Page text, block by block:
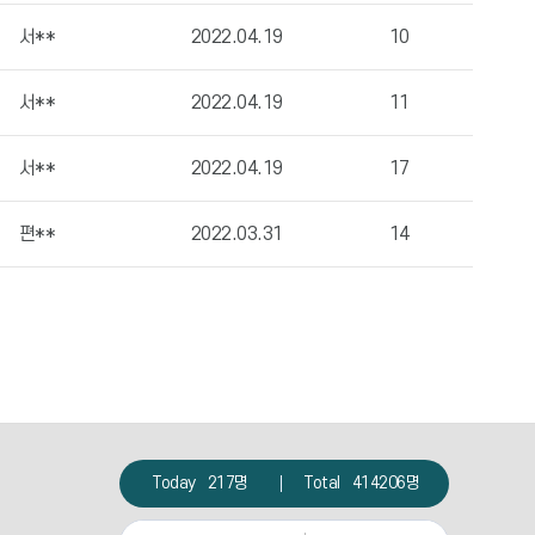
서** 2022.04.19 10
서** 2022.04.19 11
서** 2022.04.19 17
편** 2022.03.31 14
Today 217명 Total 414206명